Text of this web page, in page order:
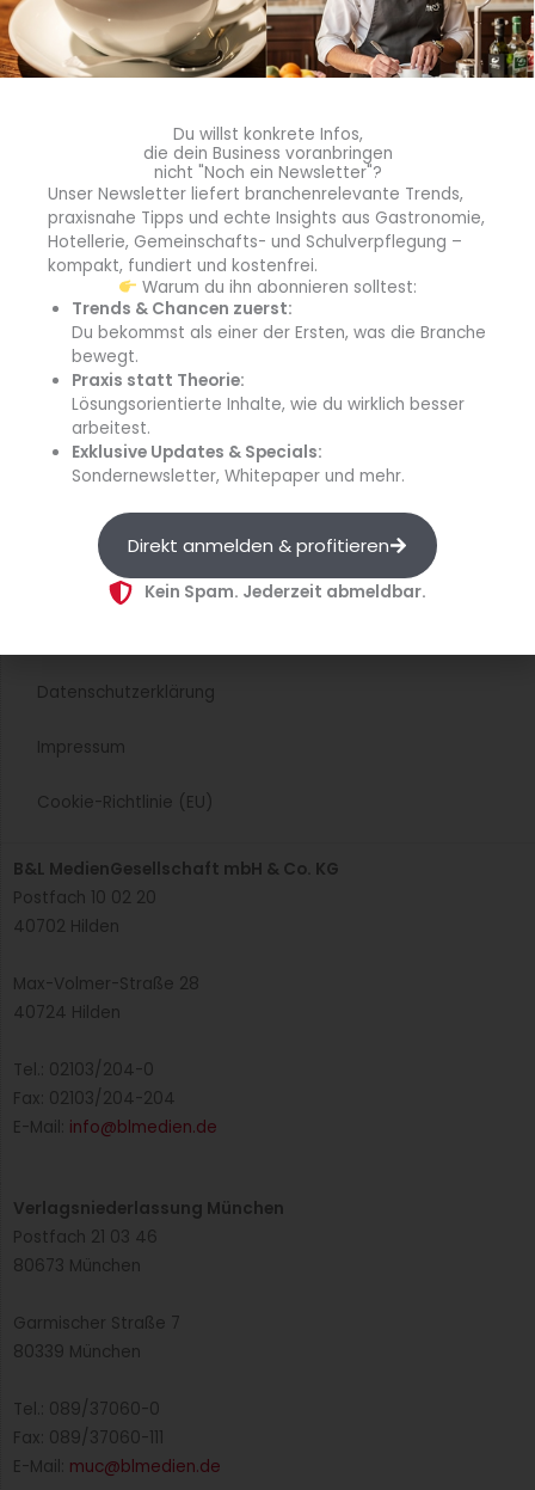
diehaccpapp.de
diebestellapp.de
promedia-thekentv.de
Mediadaten
Newsletter Anmeldung
Registrierung für Abokunden
Kontakt
Datenschutzerklärung
Impressum
Cookie-Richtlinie (EU)
B&L MedienGesellschaft mbH & Co. KG
Postfach 10 02 20
40702 Hilden
Max-Volmer-Straße 28
40724 Hilden
Tel.: 02103/204-0
Fax: 02103/204-204
E-Mail: info@blmedien.de
Verlagsniederlassung München
Postfach 21 03 46
80673 München
Garmischer Straße 7
80339 München
Tel.: 089/37060-0
Fax: 089/37060-111
E-Mail: muc@blmedien.de
Du willst konkrete Infos,
die dein Business voranbringen
nicht "Noch ein Newsletter"?
Unser Newsletter liefert branchenrelevante Trends,
praxisnahe Tipps und echte Insights aus Gastronomie,
Hotellerie, Gemeinschafts- und Schulverpflegung –
kompakt, fundiert und kostenfrei.
Warum du ihn abonnieren solltest:
Trends & Chancen zuerst:
Du bekommst als einer der Ersten, was die Branche
bewegt.
Praxis statt Theorie:
Lösungsorientierte Inhalte, wie du wirklich besser
arbeitest.
Exklusive Updates & Specials:
Sondernewsletter, Whitepaper und mehr.
Direkt anmelden & profitieren
Kein Spam. Jederzeit abmeldbar.